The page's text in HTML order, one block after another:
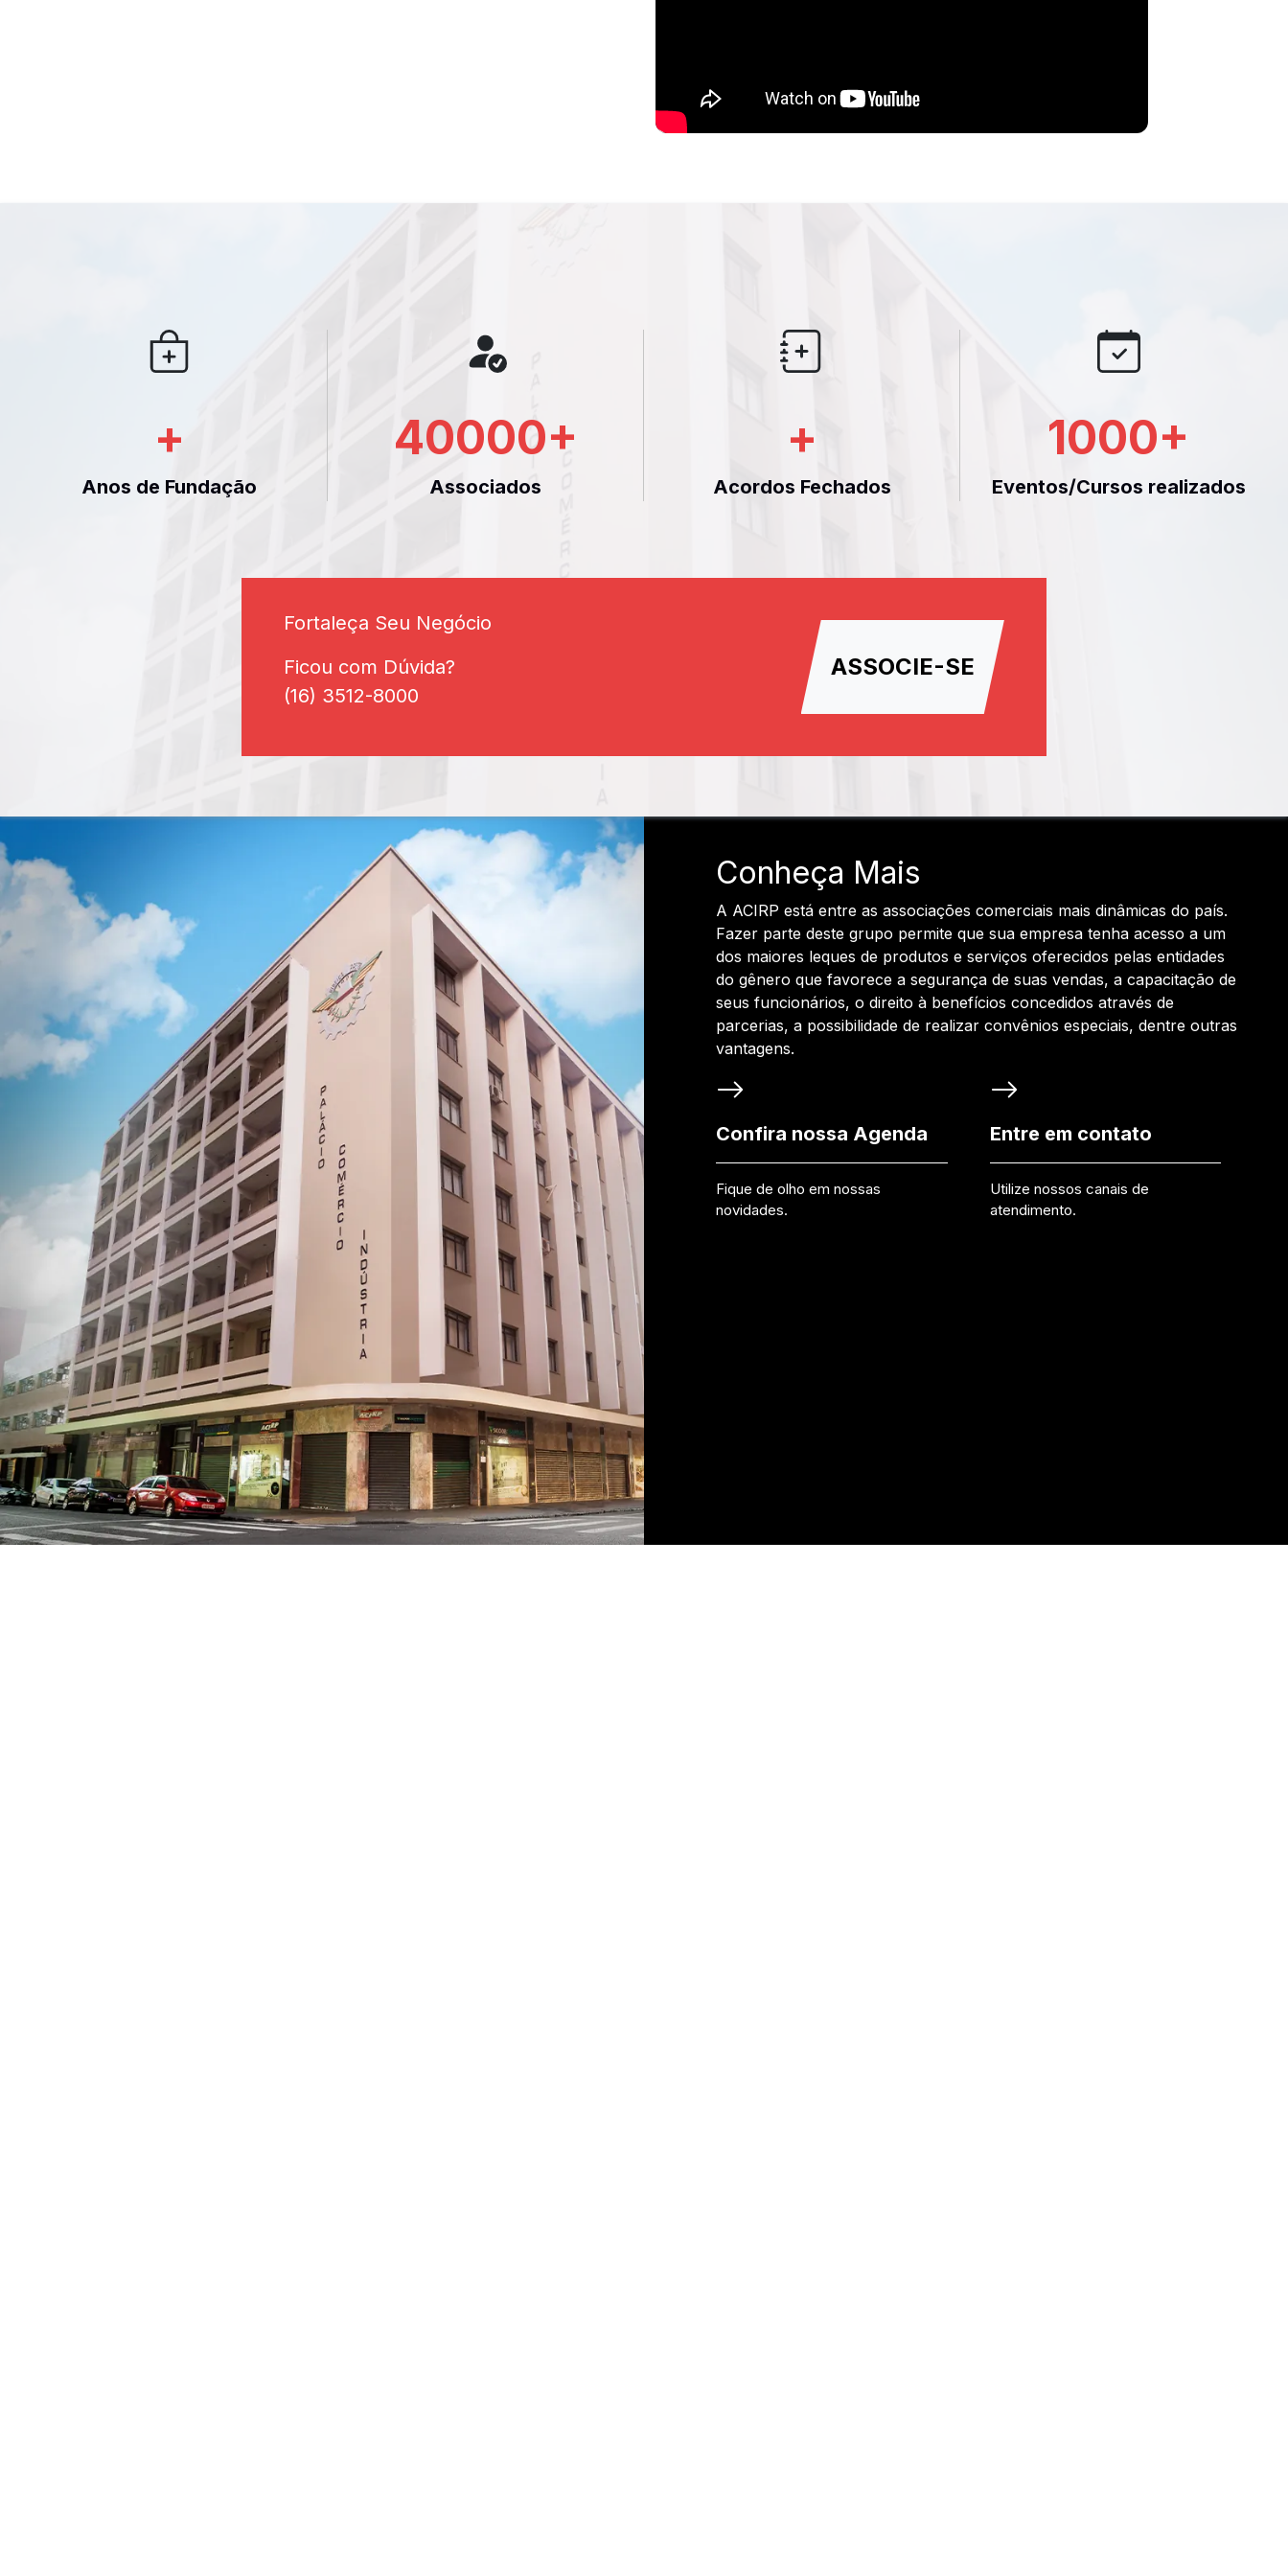
+
Anos de Fundação
40000+
Associados
+
Acordos Fechados
1000+
Eventos/Cursos realizados
Fortaleça Seu Negócio
Ficou com Dúvida?
(16) 3512-8000
ASSOCIE-SE
Conheça Mais
A ACIRP está entre as associações comerciais mais dinâmicas do país.
Fazer parte deste grupo permite que sua empresa tenha acesso a um
dos maiores leques de produtos e serviços oferecidos pelas entidades
do gênero que favorece a segurança de suas vendas, a capacitação de
seus funcionários, o direito à benefícios concedidos através de
parcerias, a possibilidade de realizar convênios especiais, dentre outras
vantagens.
Confira nossa Agenda
Fique de olho em nossas
novidades.
Entre em contato
Utilize nossos canais de
atendimento.